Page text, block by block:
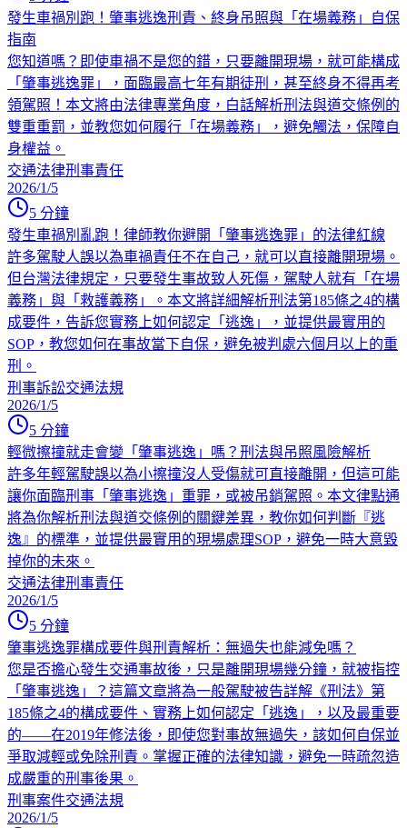
發生車禍別跑！肇事逃逸刑責、終身吊照與「在場義務」自保
指南
您知道嗎？即使車禍不是您的錯，只要離開現場，就可能構成
「肇事逃逸罪」，面臨最高七年有期徒刑，甚至終身不得再考
領駕照！本文將由法律專業角度，白話解析刑法與道交條例的
雙重重罰，並教您如何履行「在場義務」，避免觸法，保障自
身權益。
交通法律刑事責任
2026/1/5
5 分鐘
發生車禍別亂跑！律師教你避開「肇事逃逸罪」的法律紅線
許多駕駛人誤以為車禍責任不在自己，就可以直接離開現場。
但台灣法律規定，只要發生事故致人死傷，駕駛人就有「在場
義務」與「救護義務」。本文將詳細解析刑法第185條之4的構
成要件，告訴您實務上如何認定「逃逸」，並提供最實用的
SOP，教您如何在事故當下自保，避免被判處六個月以上的重
刑。
刑事訴訟交通法規
2026/1/5
5 分鐘
輕微擦撞就走會變「肇事逃逸」嗎？刑法與吊照風險解析
許多年輕駕駛誤以為小擦撞沒人受傷就可直接離開，但這可能
讓你面臨刑事「肇事逃逸」重罪，或被吊銷駕照。本文律點通
將為你解析刑法與道交條例的關鍵差異，教你如何判斷『逃
逸』的標準，並提供最實用的現場處理SOP，避免一時大意毀
掉你的未來。
交通法律刑事責任
2026/1/5
5 分鐘
肇事逃逸罪構成要件與刑責解析：無過失也能減免嗎？
您是否擔心發生交通事故後，只是離開現場幾分鐘，就被指控
「肇事逃逸」？這篇文章將為一般駕駛被告詳解《刑法》第
185條之4的構成要件、實務上如何認定「逃逸」，以及最重要
的——在2019年修法後，即使您對事故無過失，該如何自保並
爭取減輕或免除刑責。掌握正確的法律知識，避免一時疏忽造
成嚴重的刑事後果。
刑事案件交通法規
2026/1/5